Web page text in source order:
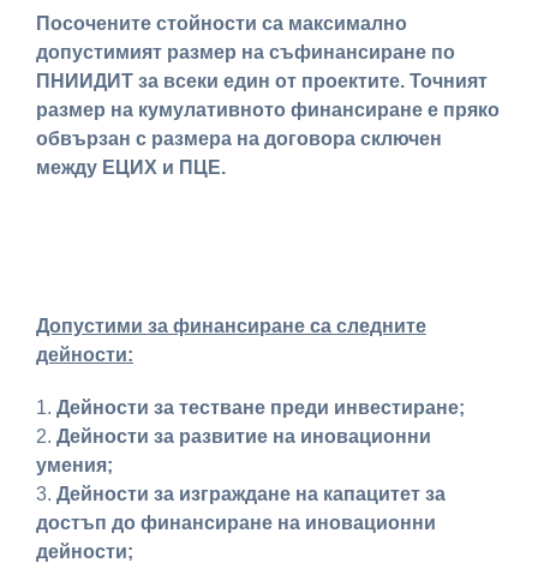
Посочените стойности са максимално
допустимият размер на съфинансиране по
ПНИИДИТ за всеки един от проектите. Точният
размер на кумулативното финансиране е пряко
обвързан с размера на договора сключен
между ЕЦИХ и ПЦЕ.
Допустими за финансиране са следните
дейности:
Дейности за тестване преди инвестиране;
Дейности за развитие на иновационни
умения;
Дейности за изграждане на капацитет за
достъп до финансиране на иновационни
дейности;